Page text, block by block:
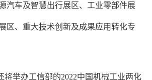
汽车及智慧出行展区、工业零部件展
区、重大技术创新及成果应用转化专
将举办工信部的2022中国机械工业两化